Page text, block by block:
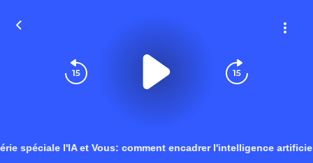
spéciale l'IA et Vous: comment encadrer l'intelligence